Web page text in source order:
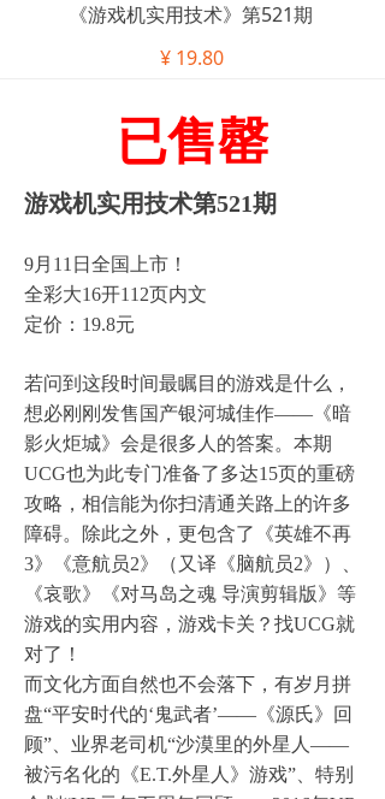
已售罄
游戏机实用技术第521期
9月11日全国上市！
全彩大16开112页内文
定价：19.8元
若问到这段时间最瞩目的游戏是什么，
想必刚刚发售国产银河城佳作——《暗
影火炬城》会是很多人的答案。本期
UCG也为此专门准备了多达15页的重磅
攻略，相信能为你扫清通关路上的许多
障碍。除此之外，更包含了《英雄不再
3》《意航员2》（又译《脑航员2》）、
《哀歌》《对马岛之魂 导演剪辑版》等
游戏的实用内容，游戏卡关？找UCG就
对了！
而文化方面自然也不会落下，有岁月拼
盘“平安时代的‘鬼武者’——《源氏》回
顾”、业界老司机“沙漠里的外星人——
被污名化的《E.T.外星人》游戏”、特别
《游戏机实用技术》第521期
¥ 19.80